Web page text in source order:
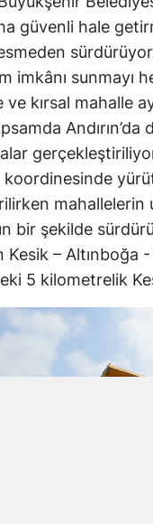
güvenli hale
kesmeden
imkânı sunmayı
kırsal mahalle
koordinesinde
bir şekilde
Kesik –
5 kilometrelik